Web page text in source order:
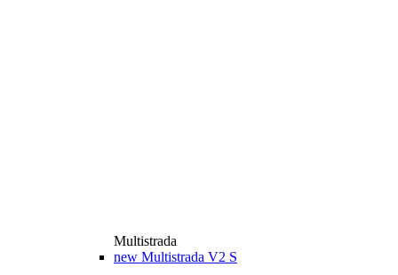
Multistrada
new Multistrada V2 S